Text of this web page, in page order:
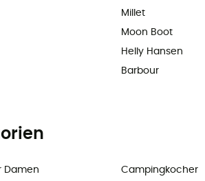
Millet
Moon Boot
Helly Hansen
Barbour
Damen Campingkocher